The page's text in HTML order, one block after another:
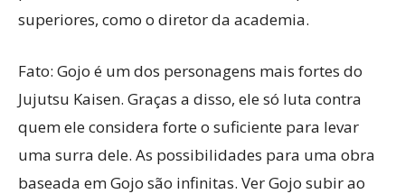
superiores, como o diretor da academia.
Fato: Gojo é um dos personagens mais fortes do
Jujutsu Kaisen. Graças a disso, ele só luta contra
quem ele considera forte o suficiente para levar
uma surra dele. As possibilidades para uma obra
baseada em Gojo são infinitas. Ver Gojo subir ao